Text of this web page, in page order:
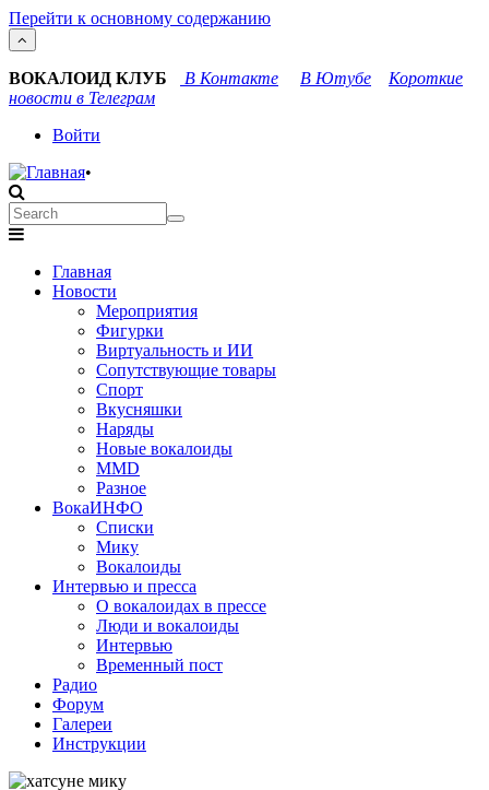
Перейти к основному содержанию
ВОКАЛОИД КЛУБ В Контакте В Ютубе
Короткие
новости в Телеграм
User
account
menu
Войти
•
Search
Search
navigation
Главная
Новости
Мероприятия
Фигурки
Виртуальность и ИИ
Сопутствующие товары
Спорт
Вкусняшки
Наряды
Новые вокалоиды
MMD
Разное
ВокаИНФО
Списки
Мику
Вокалоиды
Интервью и пресса
О вокалоидах в прессе
Люди и вокалоиды
Интервью
Временный пост
Радио
Форум
Галереи
Инструкции